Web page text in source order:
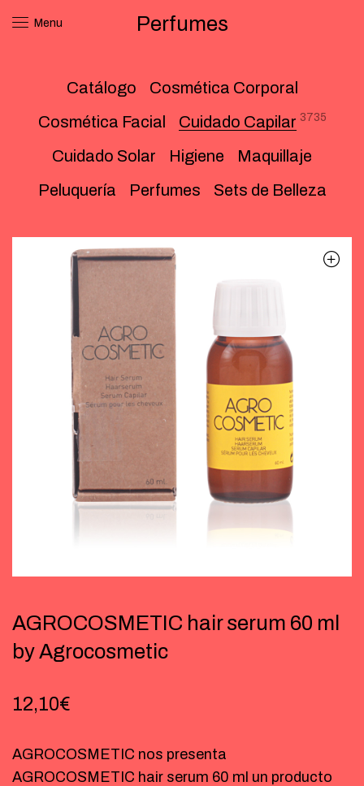
Menu Perfumes
Catálogo
Cosmética Corporal
Cosmética Facial
Cuidado Capilar 3735
Cuidado Solar Higiene
Maquillaje
Peluquería
Perfumes Sets de Belleza
AGROCOSMETIC hair serum 60 ml
by Agrocosmetic
12,10€
AGROCOSMETIC nos presenta
AGROCOSMETIC hair serum 60 ml un producto